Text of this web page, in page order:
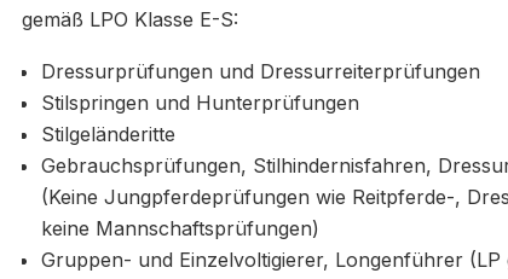
gemäß LPO Klasse E-S:
Dressurprüfungen und Dressurreiterprüfungen
Stilspringen und Hunterprüfungen
Stilgeländeritte
Gebrauchsprüfungen, Stilhindernisfahren,
(Keine Jungpferdeprüfungen wie Reitpferde-,
keine Mannschaftsprüfungen)
Gruppen- und Einzelvoltigierer, Longenführer (LP